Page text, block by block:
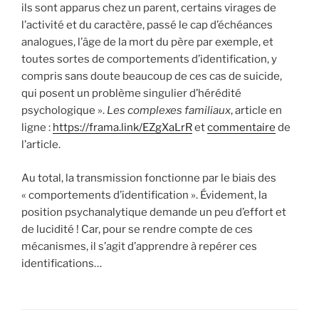
ils sont apparus chez un parent, certains virages de
l’activité et du caractère, passé le cap d’échéances
analogues, l’âge de la mort du père par exemple, et
toutes sortes de comportements d’identification, y
compris sans doute beaucoup de ces cas de suicide,
qui posent un problème singulier d’hérédité
psychologique ». Les complexes familiaux, article en
ligne : https://frama.link/EZgXaLrRetcommentaire de
l’article.
Au total, la transmission fonctionne par le biais des
« comportements d’identification ». Évidement, la
position psychanalytique demande un peu d’effort et
de lucidité ! Car, pour se rendre compte de ces
mécanismes, il s’agit d’apprendre à repérer ces
identifications…